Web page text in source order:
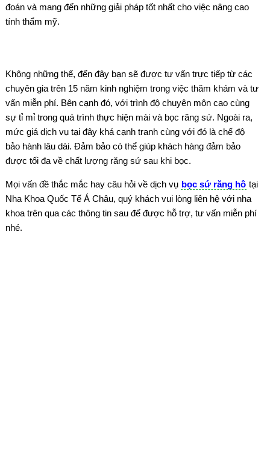
đoán và mang đến những giải pháp tốt nhất cho việc nâng cao
tính thẩm mỹ.
Không những thế, đến đây bạn sẽ được tư vấn trực tiếp từ các
chuyên gia trên 15 năm kinh nghiệm trong việc thăm khám và tư
vấn miễn phí. Bên cạnh đó, với trình độ chuyên môn cao cùng
sự tỉ mỉ trong quá trình thực hiện mài và bọc răng sứ. Ngoài ra,
mức giá dịch vụ tại đây khá cạnh tranh cùng với đó là chế độ
bảo hành lâu dài. Đảm bảo có thể giúp khách hàng đảm bảo
được tối đa về chất lượng răng sứ sau khi bọc.
Mọi vấn đề thắc mắc hay câu hỏi về dịch vụ bọc sứ răng hô tại
Nha Khoa Quốc Tế Á Châu, quý khách vui lòng liên hệ với nha
khoa trên qua các thông tin sau để được hỗ trợ, tư vấn miễn phí
nhé.